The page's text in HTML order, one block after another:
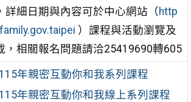
詳細日期與內容可於中心網站（ http
）課程與活動瀏覽及
，相關報名問題請洽25419690轉605
115年親密互動你和我系列課程
115年親密互動你和我線上系列課程